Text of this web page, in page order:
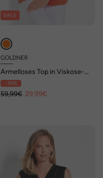
SALE
GOLDNER
Ärmelloses Top in Viskose-
Jersey
- 50%
59,99€ 29,99€